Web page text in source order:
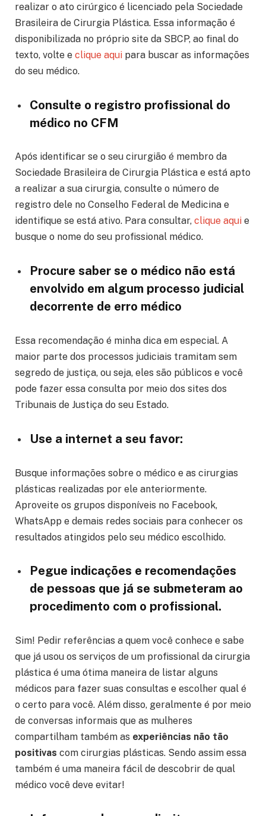
realizar o ato cirúrgico é licenciado pela Sociedade
Brasileira de Cirurgia Plástica. Essa informação é
disponibilizada no próprio site da SBCP, ao final do
texto, volte e clique aqui para buscar as informações
do seu médico.
Consulte o registro profissional do
médico no CFM
Após identificar se o seu cirurgião é membro da
Sociedade Brasileira de Cirurgia Plástica e está apto
a realizar a sua cirurgia, consulte o número de
registro dele no Conselho Federal de Medicina e
identifique se está ativo. Para consultar, clique aqui e
busque o nome do seu profissional médico.
Procure saber se o médico não está
envolvido em algum processo judicial
decorrente de erro médico
Essa recomendação é minha dica em especial. A
maior parte dos processos judiciais tramitam sem
segredo de justiça, ou seja, eles são públicos e você
pode fazer essa consulta por meio dos sites dos
Tribunais de Justiça do seu Estado.
Use a internet a seu favor:
Busque informações sobre o médico e as cirurgias
plásticas realizadas por ele anteriormente.
Aproveite os grupos disponíveis no Facebook,
WhatsApp e demais redes sociais para conhecer os
resultados atingidos pelo seu médico escolhido.
Pegue indicações e recomendações
de pessoas que já se submeteram ao
procedimento com o profissional.
Sim! Pedir referências a quem você conhece e sabe
que já usou os serviços de um profissional da cirurgia
plástica é uma ótima maneira de listar alguns
médicos para fazer suas consultas e escolher qual é
o certo para você. Além disso, geralmente é por meio
de conversas informais que as mulheres
compartilham também as experiências não tão
positivas com cirurgias plásticas. Sendo assim essa
também é uma maneira fácil de descobrir de qual
médico você deve evitar!